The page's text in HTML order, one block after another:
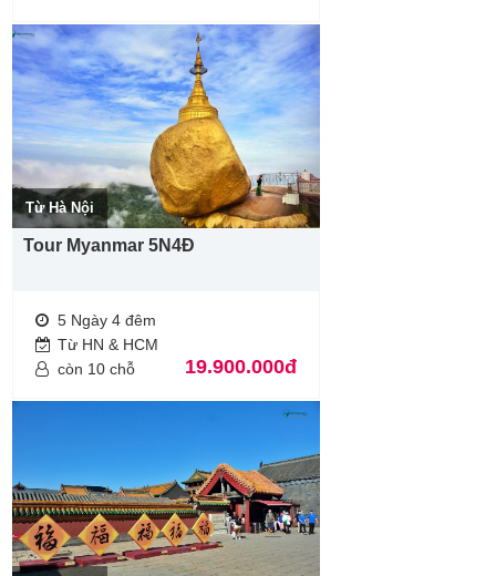
khỏe để đi du lịch nước ngoài do bác sĩ cấp và giấy cam kết
sức khỏe với Công ty.Bất cứ sự cố nào xảy ra trên tour,
ty Du Lịchsẽ không chịu trách nhiệm.
Nếu khách là Việt kiều hoặc nước ngoài có visa rời phải mang
theo lúc điTour Hokkaido Marathon từ Sài Gòn
Từ Hà Nội
Tour Myanmar 5N4Đ
5 Ngày 4 đêm
Từ HN & HCM
còn 10 chỗ
19.900.000đ